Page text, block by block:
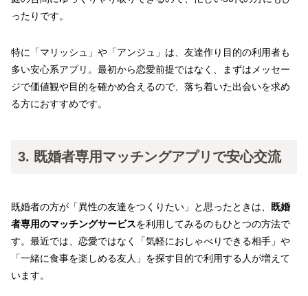
ったりです。
特に「マリッシュ」や「アンジュ」は、友達作り目的の利用者も
多い安心系アプリ。最初から恋愛前提ではなく、まずはメッセー
ジで価値観や目的を確かめ合えるので、落ち着いた出会いを求め
る方におすすめです。
3. 既婚者専用マッチングアプリで安心交流
既婚者の方が「異性の友達をつくりたい」と思ったときは、
既婚
者専用のマッチングサービスを利用してみるのもひとつの方法で
す。最近では、恋愛ではなく「気軽におしゃべりできる相手」や
「一緒に食事を楽しめる友人」を探す目的で利用する人が増えて
います。